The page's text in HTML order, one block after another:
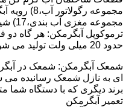
مجموعه مغزی آب بندی،17) شیر تنظیم دما،18) مجموعه دیافگرام و میل سوپاپ آب 19) ترموکوپل و … که ما برای تعمیر آبگرمکن باید به نمایندگی های مجاز همان برند تماس حاصل فرمایید.
ترموکوپل آبگرمکن: هر گاه دو
حدود 20 میلی ولت تولید می شود که توانایی تحریک سیم پیچ و باز کردن شیر مغناطیسی وسایل گاز سوز را در مدت 20 ثانیه دارد.
شمعک آبگرمکن: شمعک در
ای به نازل شمعک رسانیده می
برند دیگری که با دستگاه شما
تعمیر آبگرمکن